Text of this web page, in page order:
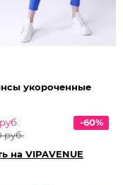
укороченные
руб.
-60%
на VIPAVENUE